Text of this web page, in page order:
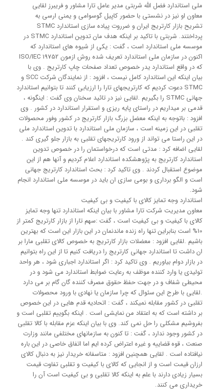
ملی استاندارد فضل الله شربتی مدیر عامل تارا مشاور و فریبرز لقایی
معاون او نیز در نشستی با حضور کاپیل گوسوامی و یمنی ارسی به
تشریح بازار کارتریج ایران و ضرروت پیاده سازی استاندارد STMC
پرداختند. شربتی با تاکید بر اینکه هدف مان تدوین استاندارد STMC در
موسسه ملی استاندارد است ، گفت : یکی از شیوه های استاندارد که
اکنون در سازمان ملی استاندارد تعریف شده روش ازمون ISO/IEC 19752
که در واقع استاندارد یدر خصوص تعداد صفحات چاپ کارتریج . وی با
بیان اینکه این استاندارد کامل نیست ، افزود : از نمایندگان شرکت SCC و
STMC دعوت کردیم که کارتریجهای تارا را ارزیابی کنند تا بتوانیم استاندارد
جهانی STMC را بگیریم .
لقایی نیز در تائید سخنان وی گفت : اینگونه ،
قدمی بر میداریم در راستای پایه ریزی و استقرار استاندارد در کشور . وی
افزود : باتوجه به اینکه معضل بزرگ بازار کارتریج در کشور وفور محصولات
تقلبی در این زمینه است ، سازمان ملی استاندارد با تدوین استاندارد ملی
در این راستا می تواند از ورود کارتریجهای تقلبی به بازار جلو گیری کند .
لقایی اضافه کرد : مدتی است که درخواستمان را در خصوص تدوین
استاندارد کارتریج به پژوهشکده استاندارد اعلام کردیم و آنها هم از این
موضوع استقبال کردند . وی تاکید کرد : بحث استاندارد کارتریج جهانی
است و الگو برداری و بومی سازی ان باید در موسسه ملی استاندارد انجام
شود.
استاندارد وجه تمایز کالای با کیفیت و بی کیفیت
معاون مدیریت شرکت تارا مشاور با بیان اینکه استاندارد تنها وجه تمایز
کالای با کیفیت و بی کیفیت است ، گفت :سهم تارا از بازار کارتریج کمتر از
10% است بنابراین تنها راه زنده ماندنمان در این بازار این است که بهترین
باشیم .لقایی افزود : معضلات بازار کارتریج به خصوص کالای تقلبی مارا بر
ان داشت تا استاندارد جهانی کارتریج را دریافت کنیم تا از این راه بتوانیم
در بازار دوام بیاوریم . وی تاکید کرد : اگر استاندارد اجباری شود ، هر واحد
تولیدی یا وارد کننده موظف به رعایت ضوابط استاندارد می شود و در
محیطی شفاف و در جهت حفظ حقوق مصرف کننده گان گام بر می دارد
.لقایی با طرح این سئوال که چرا سازمان یا نهادی با ورود محصولات
تقلبی در کشور مقابله نمیکند ، گفت : اتحادیه قدم هایی در این خصوص
بر داشته است که به اعتقاد من نمایشی است . اینکه بگوییم تقلبی است و
بفروشیم مشکلی را حل نمی کند. وی با بیان اینکه عزم مقابله با کالا تقلبی
در کشور وجود ندارد ، گفت : تا کنون به سازمانهای مختلفی مانند وزارت
صنعت ، قوه قضاییه و غیره اعتراض کرده ایم اما اتفاق خاصی در این باره
نیافتاده است . لقایی همچنین افزود : متاسفانه خریدار نیز به دنبال کالای
ارزان قیمت است و از انجایی که کالای با کیفیت و تقلبی تفاوت قیمت
بسیار زیادی دارند با علم به اینکه کالا تقلبی و بی کیفیت است آن را
خریداری می کنند.